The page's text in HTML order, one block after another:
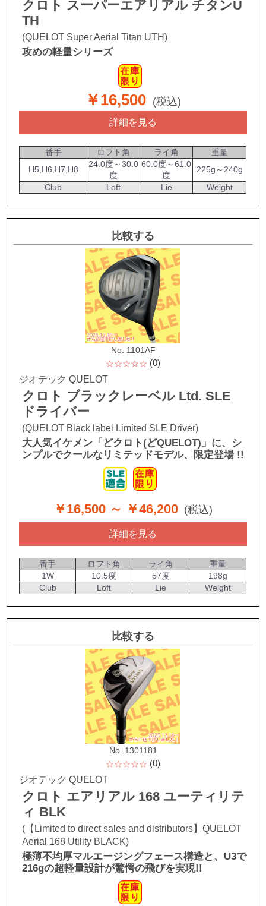
クロト スーパーエアリアル チタンU
TH
(QUELOT Super Aerial Titan UTH)
攻めの軽量シリーズ
￥16,500 (税込)
詳細を見る
番手 ロフト角 ライ角
重量
H5,H6,H7,H8
24.0度～30.0
度
60.0度～61.0
度
225g～240g
Club
Loft Lie Weight
比較する
No. 1101AF
☆☆☆☆☆ (0)
ジオテック QUELOT
クロト ブラックレーベル Ltd. SLE
ドライバー
(QUELOT Black label Limited SLE Driver)
大人気イケメン「どクロト(どQUELOT)」に、シ
ンプルでクールなリミテッドモデル、限定登場 !!
￥16,500 ～ ￥46,200 (税込)
詳細を見る
番手 ロフト角 ライ角
重量
1W
10.5度 57度
198g
Club
Loft Lie Weight
比較する
No. 1301181
☆☆☆☆☆ (0)
ジオテック QUELOT
クロト エアリアル 168 ユーティリテ
ィ BLK
(【Limited to direct sales and distributors】QUELOT
Aerial 168 Utility BLACK)
極薄不均厚マルエージングフェース構造と、 U3で
216gの超軽量設計が驚愕の飛びを実現!!